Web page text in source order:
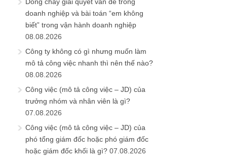
doanh nghiệp và bài toán “em không
biết” trong vận hành doanh nghiệp
08.08.2026
Công ty không có gì nhưng muốn làm
mô tả công việc nhanh thì nên thế nào?
08.08.2026
Công việc (mô tả công việc – JD) của
trưởng nhóm và nhân viên là gì?
07.08.2026
Công việc (mô tả công việc – JD) của
phó tổng giám đốc hoặc phó giám đốc
hoặc giám đốc khối là gì? 07.08.2026